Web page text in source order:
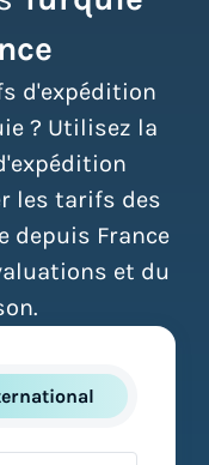
d'expédition
? Utilisez la
les tarifs des
depuis France
et du